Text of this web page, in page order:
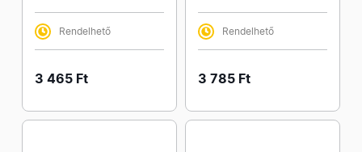
Rendelhető
3 465 Ft
Rendelhető
3 785 Ft